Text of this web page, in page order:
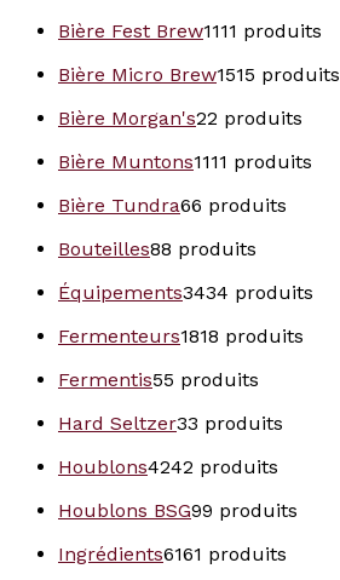
Bière Fest Brew1111 produits
Bière Micro Brew1515 produits
Bière Morgan's22 produits
Bière Muntons1111 produits
Bière Tundra66 produits
Bouteilles88 produits
Équipements3434 produits
Fermenteurs1818 produits
Fermentis55 produits
Hard Seltzer33 produits
Houblons4242 produits
Houblons BSG99 produits
Ingrédients6161 produits